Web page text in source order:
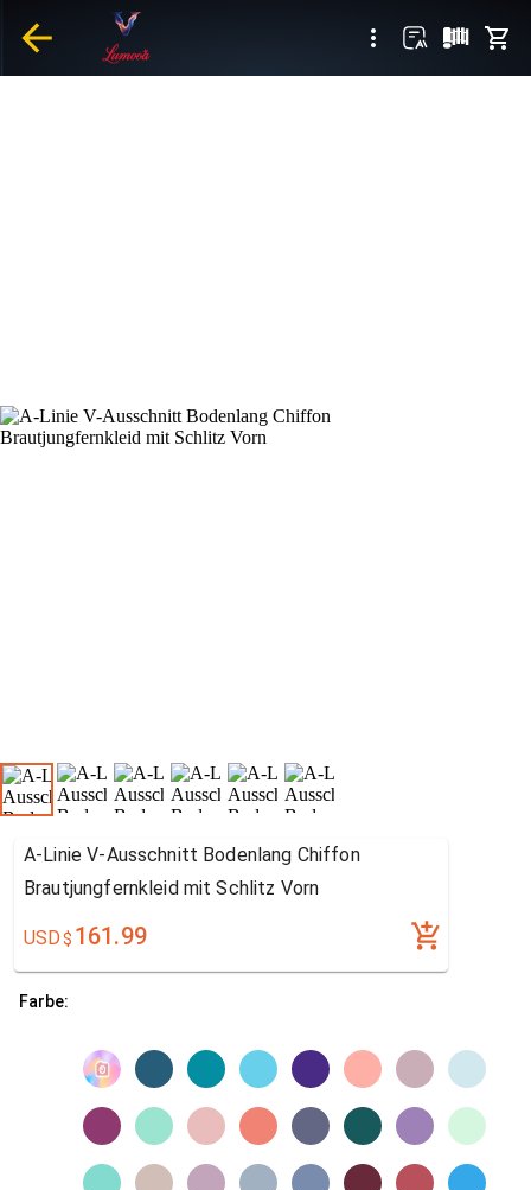
A-Linie V-Ausschnitt Bodenlang Chiffon
Brautjungfernkleid mit Schlitz Vorn
USD$ 161.99
Farbe: